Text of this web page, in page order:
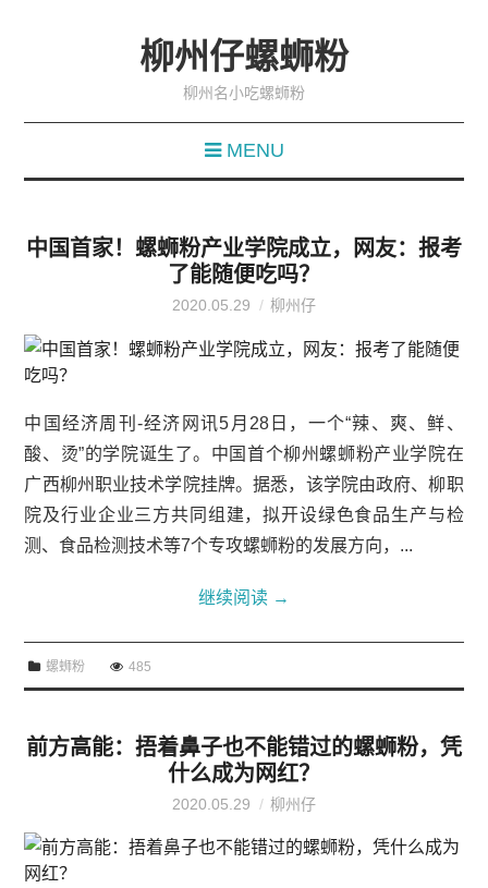
柳州仔螺蛳粉
柳州名小吃螺蛳粉
MENU
中国首家！螺蛳粉产业学院成立，网友：报考
了能随便吃吗？
2020.05.29 柳州仔
中国经济周刊-经济网讯5月28日，一个“辣、爽、鲜、
酸、烫”的学院诞生了。中国首个柳州螺蛳粉产业学院在
广西柳州职业技术学院挂牌。据悉，该学院由政府、柳职
院及行业企业三方共同组建，拟开设绿色食品生产与检
测、食品检测技术等7个专攻螺蛳粉的发展方向，...
继续阅读 →
螺蛳粉 485
前方高能：捂着鼻子也不能错过的螺蛳粉，凭
什么成为网红？
2020.05.29 柳州仔